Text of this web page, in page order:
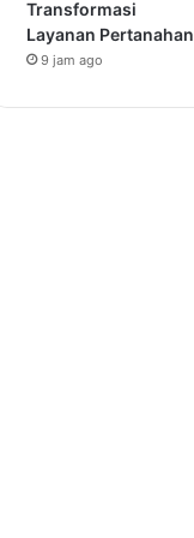
Transformasi
Layanan Pertanahan
9 jam ago